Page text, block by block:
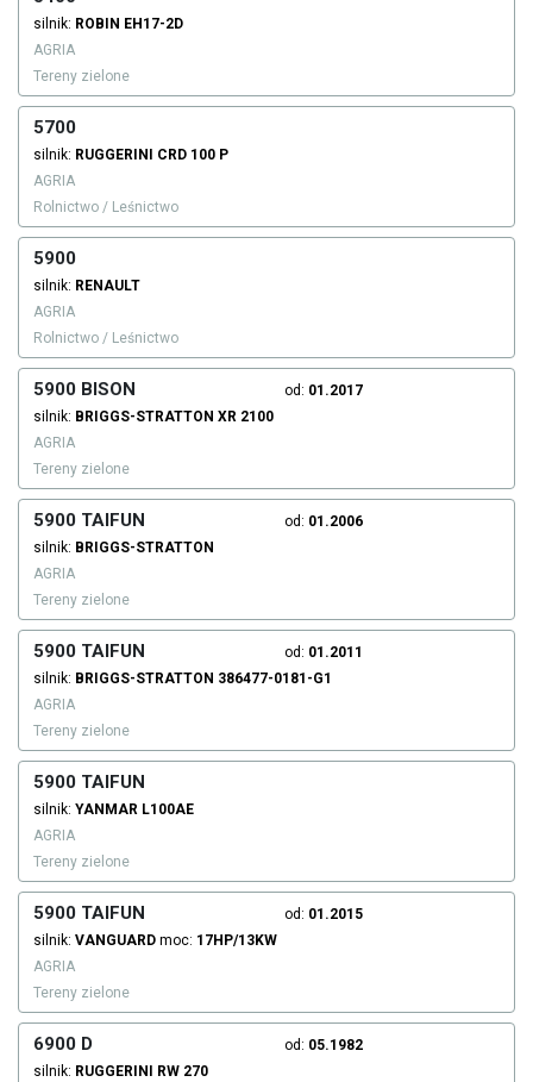
silnik: ROBIN EH17-2D
AGRIA
Tereny zielone
5700
silnik: RUGGERINI
CRD 100 P
AGRIA
Rolnictwo / Leśnictwo
5900
silnik: RENAULT
AGRIA
Rolnictwo / Leśnictwo
5900 BISON od: 01.2017
silnik: BRIGGS-STRATTON XR 2100
AGRIA
Tereny zielone
5900 TAIFUN od: 01.2006
silnik: BRIGGS-STRATTON
AGRIA
Tereny zielone
5900 TAIFUN od: 01.2011
silnik: BRIGGS-STRATTON 386477-0181-G1
AGRIA
Tereny zielone
5900 TAIFUN
silnik: YANMAR L100AE
AGRIA
Tereny zielone
5900 TAIFUN od: 01.2015
silnik: VANGUARD moc: 17HP/13KW
AGRIA
Tereny zielone
6900 D od: 05.1982
silnik: RUGGERINI
RW 270